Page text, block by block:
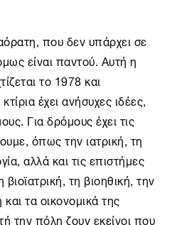
που δεν υπάρχει σε
είναι παντού. Αυτή η
το 1978 και
έχει ανήσυχες ιδέες,
Για δρόμους έχει τις
όπως την ιατρική, τη
αλλά και τις επιστήμες
τη βιοηθική, την
τα οικονομικά της
την πόλη ζουν εκείνοι που